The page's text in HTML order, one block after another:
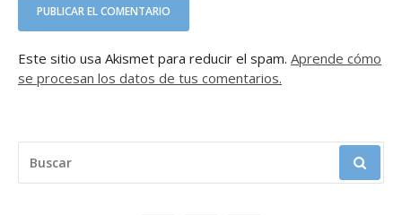
Este sitio usa Akismet para reducir el spam. Aprende cómo
se procesan los datos de tus comentarios.